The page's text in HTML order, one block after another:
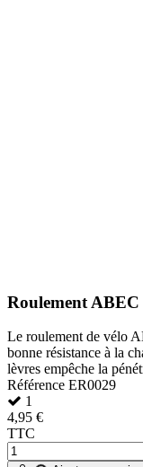
Roulement
Le roulement de vélo
bonne résistance à la
lèvres empêche la
Référence ER0029
1
4,95 €
TTC